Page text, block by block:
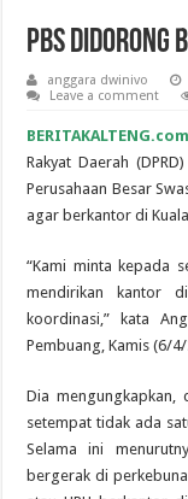
PBS Didorong
anggara dwinivo
Leave a comment
BERITAKALTENG.com
Rakyat Daerah
Perusahaan Besar
agar berkantor di
“Kami minta kepada
mendirikan kantor
koordinasi,” kata
Pembuang, Kamis (6/
Dia mengungkapkan,
setempat tidak ada
Selama ini
bergerak di